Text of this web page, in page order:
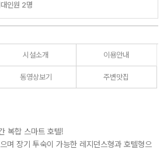
인원 2명
시설소개 이용안내
동영상보기 주변맛집
복합 스마트 호텔!
며 장기 투숙이 가능한 레지던스형과 호텔형으